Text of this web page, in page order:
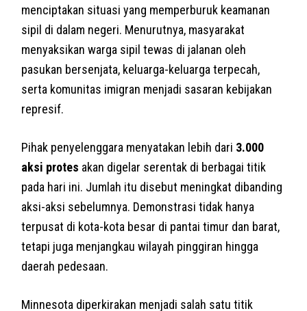
menciptakan situasi yang memperburuk keamanan
sipil di dalam negeri. Menurutnya, masyarakat
menyaksikan warga sipil tewas di jalanan oleh
pasukan bersenjata, keluarga-keluarga terpecah,
serta komunitas imigran menjadi sasaran kebijakan
represif.
Pihak penyelenggara menyatakan lebih dari 3.000
aksi protes akan digelar serentak di berbagai titik
pada hari ini. Jumlah itu disebut meningkat dibanding
aksi-aksi sebelumnya. Demonstrasi tidak hanya
terpusat di kota-kota besar di pantai timur dan barat,
tetapi juga menjangkau wilayah pinggiran hingga
daerah pedesaan.
Minnesota diperkirakan menjadi salah satu titik